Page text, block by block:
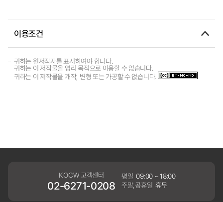
이용조건
귀하는 원저작자를 표시하여야 합니다.
귀하는 이 저작물을 영리 목적으로 이용할 수 없습니다.
귀하는 이 저작물을 개작, 변형 또는 가공할 수 없습니다.
KOCW 고객센터
02-6271-0208
평일 09:00 ~ 18:00
주말,공휴일 휴무